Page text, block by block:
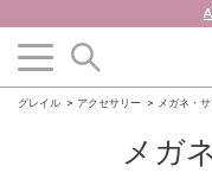
グレイル アクセサリー メガネ・
メガ